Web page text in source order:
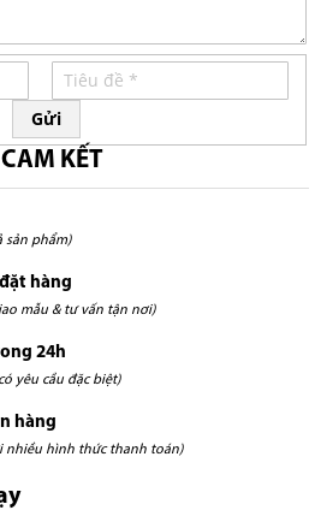
Gửi
CAM KẾT
sản phẩm)
hàng
mẫu & tư vấn tận nơi)
24h
yêu cầu đặc biệt)
hàng
nhiều hình thức thanh toán)